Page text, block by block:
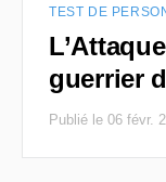
TEST DE
guerrier
Publié le 06 févr.